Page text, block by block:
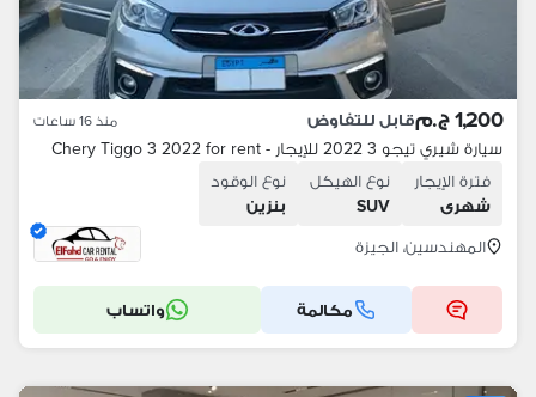
1,200 ج.م قابل للتفاوض منذ 16 ساعات
سيارة شيري تيجو 3 2022 للإيجار - Chery Tiggo 3 2022 for rent
فترة الإيجار
شهرى
نوع الهيكل
SUV
نوع الوقود
بنزين
المهندسين، الجيزة
مكالمة واتساب